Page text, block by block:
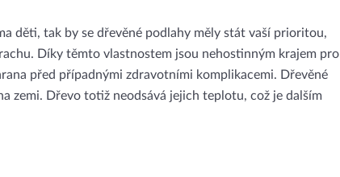
děti, tak by se dřevěné podlahy měly stát vaší prioritou,
Díky těmto vlastnostem jsou nehostinným krajem pro
před případnými zdravotními komplikacemi. Dřevěné
zemi. Dřevo totiž neodsává jejich teplotu, což je dalším